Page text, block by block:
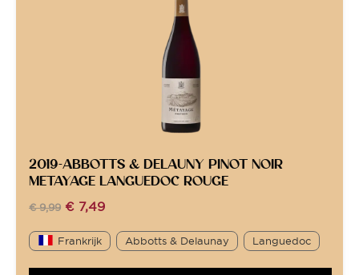
2019-ABBOTTS & DELAUNY PINOT NOIR
METAYAGE LANGUEDOC ROUGE
€9,99 € 7,49
Frankrijk Abbotts & Delaunay Languedoc